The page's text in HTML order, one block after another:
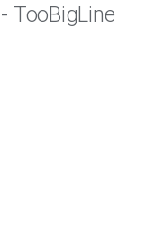
TooBigLine